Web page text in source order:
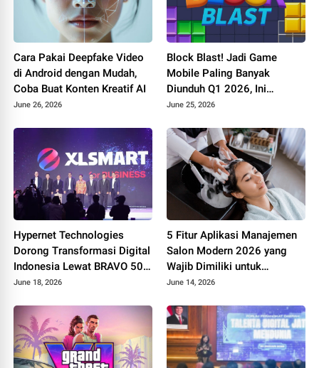
Cara Pakai Deepfake Video
di Android dengan Mudah,
Coba Buat Konten Kreatif AI
June 26, 2026
Block Blast! Jadi Game
Mobile Paling Banyak
Diunduh Q1 2026, Ini
Rahasia di Balik
June 25, 2026
Hypernet Technologies
Dorong Transformasi Digital
Indonesia Lewat BRAVO 500
Summit 2026
June 18, 2026
5 Fitur Aplikasi Manajemen
Salon Modern 2026 yang
Wajib Dimiliki untuk
Tingkatkan Bisnis
June 14, 2026